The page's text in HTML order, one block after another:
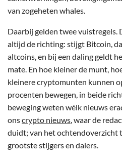
van zogeheten whales.
Daarbij gelden twee vuistregels.
altijd de richting: stijgt Bitcoin,
altcoins, en bij een daling geldt
mate. En hoe kleiner de munt,
kleinere cryptomunten kunnen
procenten bewegen, in beide
beweging weten wélk nieuws
onscrypto nieuws, waar de
duidt; van het ochtendoverzicht
grootste stijgers en dalers.